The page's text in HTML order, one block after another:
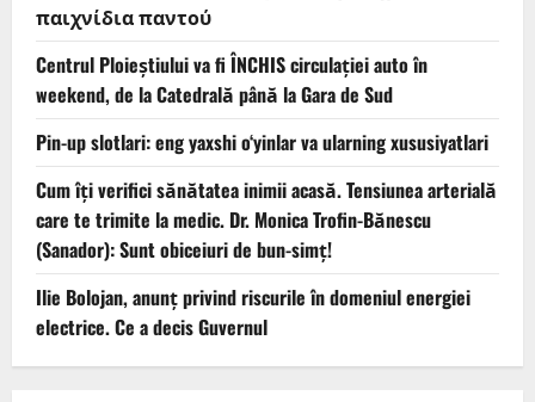
παιχνίδια παντού
Centrul Ploieștiului va fi ÎNCHIS circulației auto în
weekend, de la Catedrală până la Gara de Sud
Pin-up slotlari: eng yaxshi o‘yinlar va ularning xususiyatlari
Cum îți verifici sănătatea inimii acasă. Tensiunea arterială
care te trimite la medic. Dr. Monica Trofin-Bănescu
(Sanador): Sunt obiceiuri de bun-simț!
Ilie Bolojan, anunț privind riscurile în domeniul energiei
electrice. Ce a decis Guvernul